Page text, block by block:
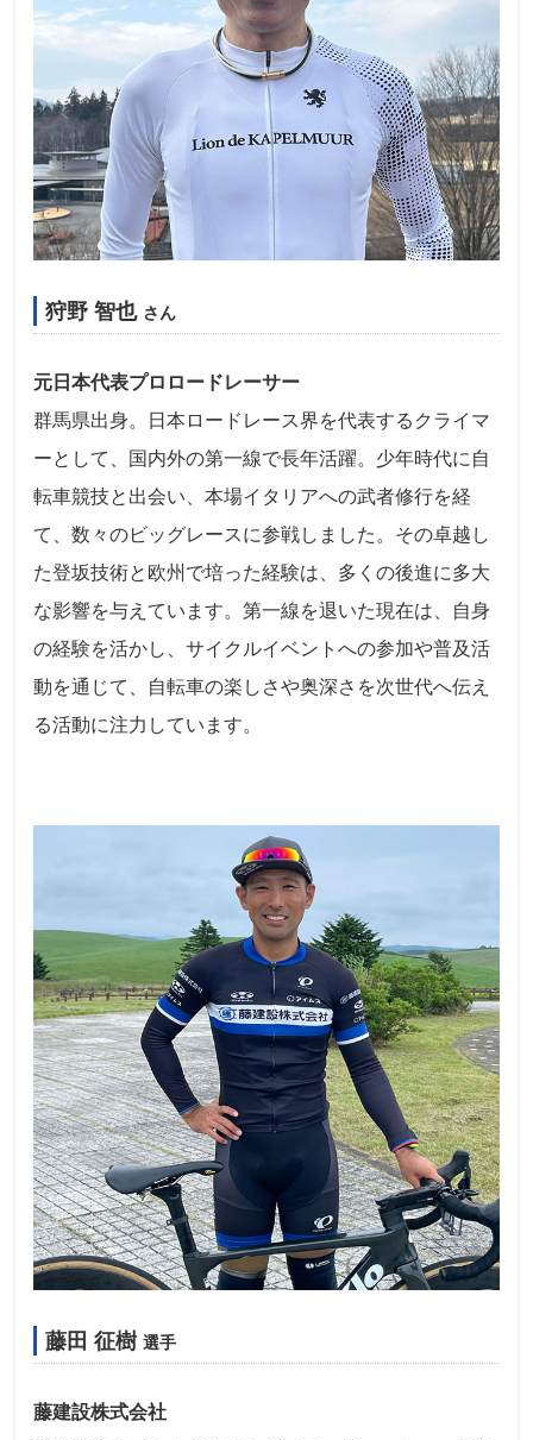
狩野 智也 さん
元日本代表プロロードレーサー
群馬県出身。日本ロードレース界を代表するクライマ
ーとして、国内外の第一線で長年活躍。少年時代に自
転車競技と出会い、本場イタリアへの武者修行を経
て、数々のビッグレースに参戦しました。その卓越し
た登坂技術と欧州で培った経験は、多くの後進に多大
な影響を与えています。第一線を退いた現在は、自身
の経験を活かし、サイクルイベントへの参加や普及活
動を通じて、自転車の楽しさや奥深さを次世代へ伝え
る活動に注力しています。
藤田 征樹 選手
藤建設株式会社